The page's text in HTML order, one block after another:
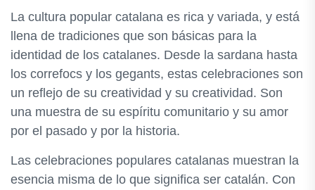
La cultura popular catalana es rica y variada, y está
llena de tradiciones que son básicas para la
identidad de los catalanes. Desde la sardana hasta
los correfocs y los gegants, estas celebraciones son
un reflejo de su creatividad y su creatividad. Son
una muestra de su espíritu comunitario y su amor
por el pasado y por la historia.
Las celebraciones populares catalanas muestran la
esencia misma de lo que significa ser catalán. Con